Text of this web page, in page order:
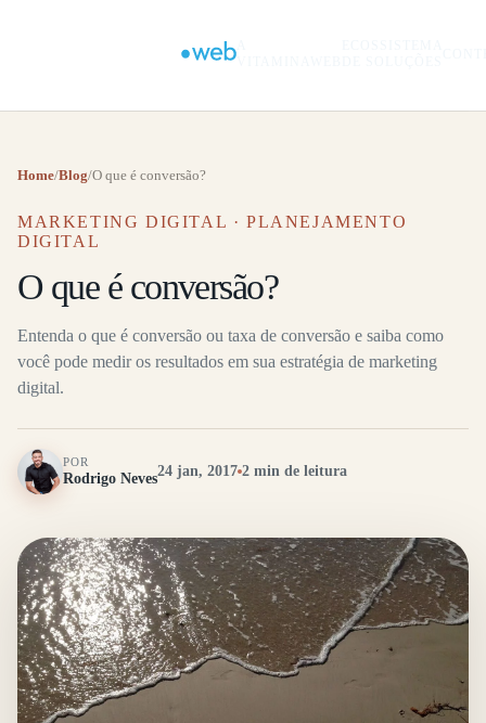
Home/Blog/O que é conversão?
MARKETING DIGITAL · PLANEJAMENTO
DIGITAL
O que é conversão?
Entenda o que é conversão ou taxa de conversão e saiba como
você pode medir os resultados em sua estratégia de marketing
digital.
POR
Rodrigo Neves24 jan, 2017 2 min de leitura